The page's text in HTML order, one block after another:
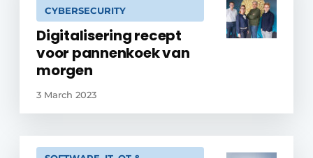
CYBERSECURITY
Digitalisering recept
voor pannenkoek van
morgen
3 March 2023